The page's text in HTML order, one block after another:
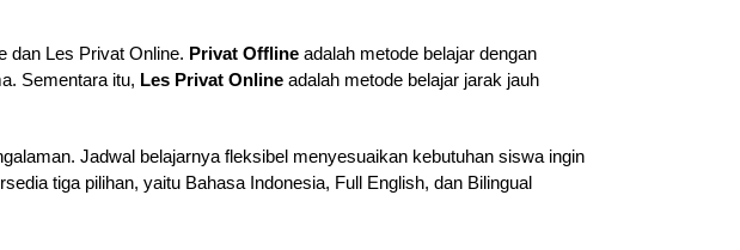
dan Les Privat Online. Privat Offlineadalah metode belajar dengan
Sementara itu, Les Privat Onlineadalah metode belajar jarak jauh
Jadwal belajarnya fleksibel menyesuaikan kebutuhan siswa ingin
tiga pilihan, yaitu Bahasa Indonesia, Full English, dan Bilingual